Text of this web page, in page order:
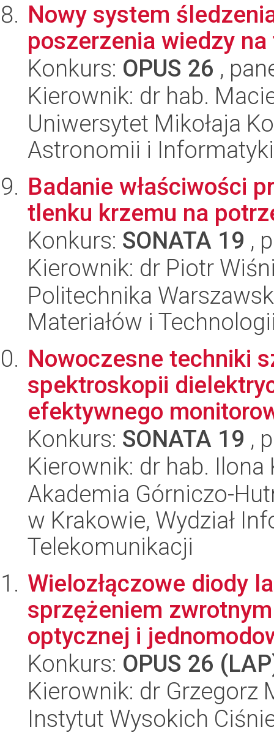
Nowy system
poszerzenia wiedzy
Konkurs: OPUS 26 ,
Kierownik: dr hab.
Uniwersytet Mikołaja
Astronomii i
Badanie właściwości
tlenku krzemu na
Konkurs: SONATA 19 ,
Kierownik: dr Piotr
Politechnika
Materiałów i
Nowoczesne techniki
spektroskopii
efektywnego
Konkurs: SONATA 19 ,
Kierownik: dr hab. Ilona
Akademia Górniczo-
w Krakowie, Wydział
Telekomunikacji
Wielozłączowe diody
sprzężeniem
optycznej i
Konkurs: OPUS 26
Kierownik: dr Grzegorz
Instytut Wysokich